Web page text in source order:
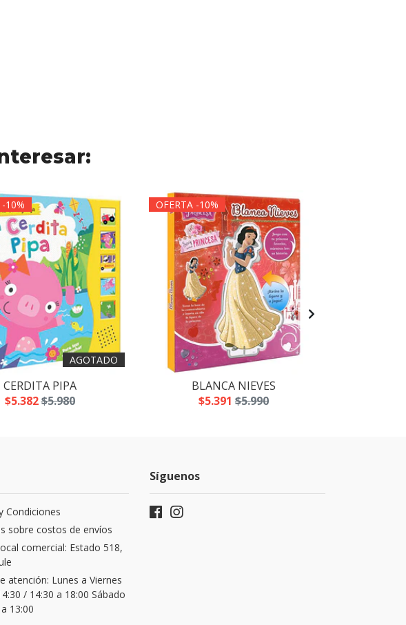
10%
AGOTADO
CERDITA PIPA
$5.382$5.980
OFERTA -10%
BLANCA NIEVES
$5.391 $5.990
Condiciones
sobre costos de envíos
comercial: Estado 518,
atención: Lunes a Viernes
/ 14:30 a 18:00 Sábado
13:00
Síguenos